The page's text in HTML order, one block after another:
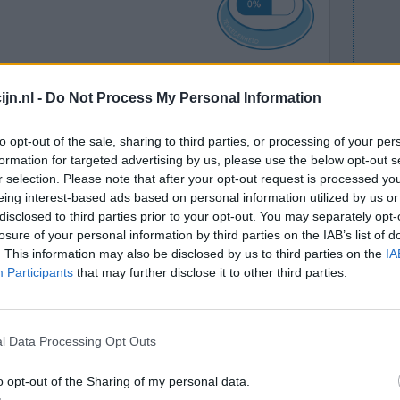
- Do Not Process My Personal Information
opt-out of the sale, sharing to third parties, or processing of your
for targeted advertising by us, please use the below opt-out
selection. Please note that after your opt-out request is processed
interest-based ads based on personal information utilized by us
to third parties prior to your opt-out. You may separately
of your personal information by third parties on the IAB’s list of
This information may also be disclosed by us to third parties on the
Participants that may further disclose it to other third parties.
Data Processing Opt Outs
opt-out of the Sharing of my personal data.
Effectiviteit
en
de kuur
benen gelijk ze er met messen in zitten
gevoel slapeloosheid . En vooral precies
0 reacties